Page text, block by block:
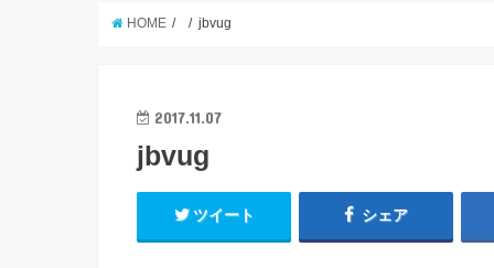
HOME jbvug
2017.11.07
jbvug
ツイート シェア